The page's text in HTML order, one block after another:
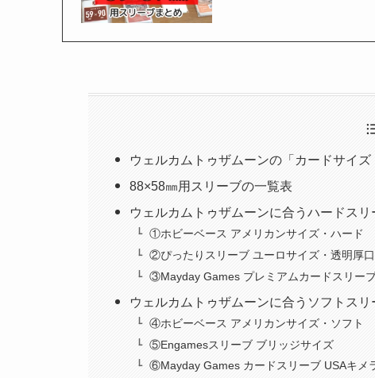
ウェルカムトゥザムーンの「カードサイズ
88×58㎜用スリーブの一覧表
ウェルカムトゥザムーンに合うハードスリ
①ホビーベース アメリカンサイズ・ハード
②ぴったりスリーブ ユーロサイズ・透明厚
③Mayday Games プレミアムカードスリー
ウェルカムトゥザムーンに合うソフトスリ
④ホビーベース アメリカンサイズ・ソフト
⑤Engamesスリーブ ブリッジサイズ
⑥Mayday Games カードスリーブ USAキメ